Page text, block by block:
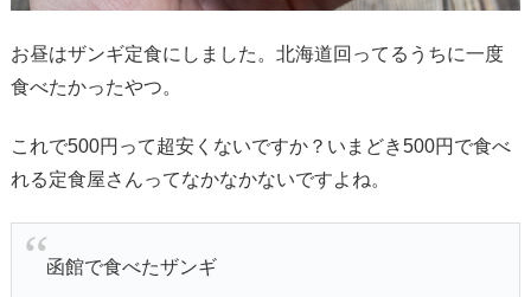
お昼はザンギ定食にしました。北海道回ってるうちに一度
食べたかったやつ。
これで500円って超安くないですか？いまどき500円で食べ
れる定食屋さんってなかなかないですよね。
函館で食べたザンギ